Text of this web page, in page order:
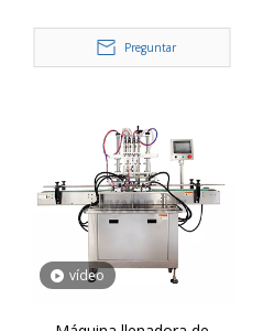
rotativa doble CZ-50
Preguntar
vídeo